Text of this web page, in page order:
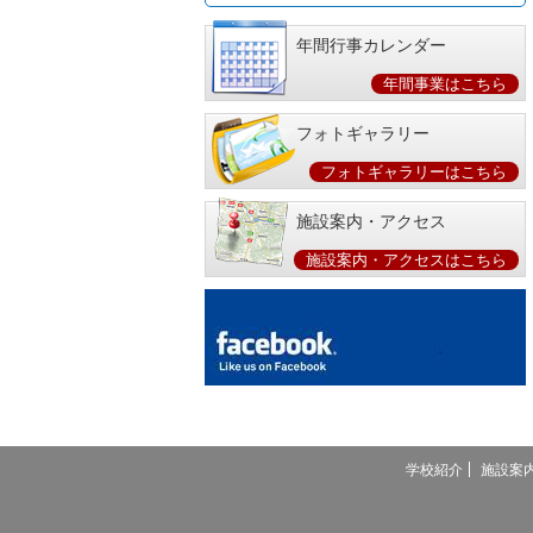
年間行事カレンダー
年間事業はこちら
フォトギャラリー
フォトギャラリーはこちら
施設案内・アクセス
施設案内・アクセスはこちら
学校紹介 施設案